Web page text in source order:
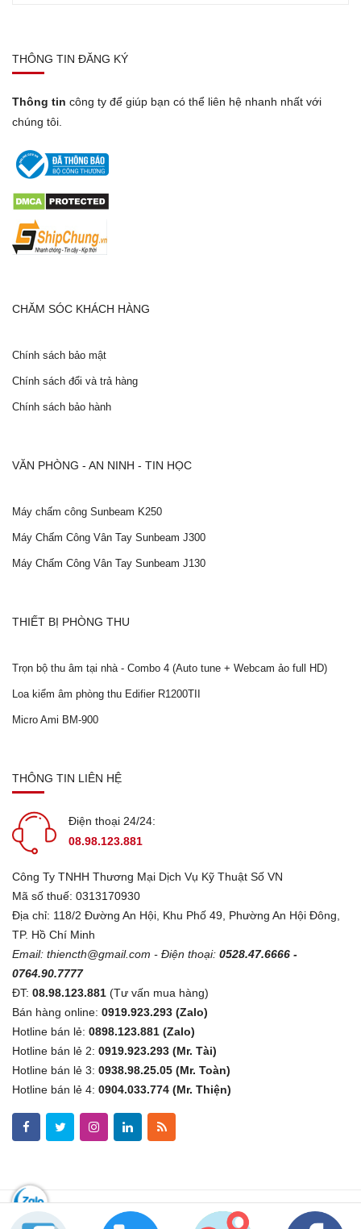
THÔNG TIN ĐĂNG KÝ
Thông tin công ty để giúp bạn có thể liên hệ nhanh nhất với
chúng tôi.
CHĂM SÓC KHÁCH HÀNG
Chính sách bảo mật
Chính sách đổi và trả hàng
Chính sách bảo hành
VĂN PHÒNG - AN NINH - TIN HỌC
Máy chấm công Sunbeam K250
Máy Chấm Công Vân Tay Sunbeam J300
Máy Chấm Công Vân Tay Sunbeam J130
THIẾT BỊ PHÒNG THU
Trọn bộ thu âm tại nhà - Combo 4 (Auto tune + Webcam ảo full HD)
Loa kiểm âm phòng thu Edifier R1200TII
Micro Ami BM-900
THÔNG TIN LIÊN HỆ
Điện thoại 24/24:
08.98.123.881
Công Ty TNHH Thương Mại Dịch Vụ Kỹ Thuật Số VN
Mã số thuế: 0313170930
Địa chỉ: 118/2 Đường An Hội, Khu Phố 49, Phường An Hội Đông,
TP. Hồ Chí Minh
Email: thiencth@gmail.com - Điện thoại: 0528.47.6666 -
0764.90.7777
ĐT: 08.98.123.881 (Tư vấn mua hàng)
Bán hàng online: 0919.923.293 (Zalo)
Hotline bán lẻ: 0898.123.881 (Zalo)
Hotline bán lẻ 2: 0919.923.293 (Mr. Tài)
Hotline bán lẻ 3: 0938.98.25.05 (Mr. Toàn)
Hotline bán lẻ 4: 0904.033.774 (Mr. Thiện)
Copyright © 2019Kythuatsovn.comAll Right Reserved.